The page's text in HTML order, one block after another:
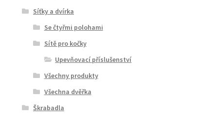
Síťky a dvírka
Se čtyřmi polohami
Sítě pro kočky
Upevňovací příslušenství
Všechny produkty
Všechna dvěřka
Škrabadla